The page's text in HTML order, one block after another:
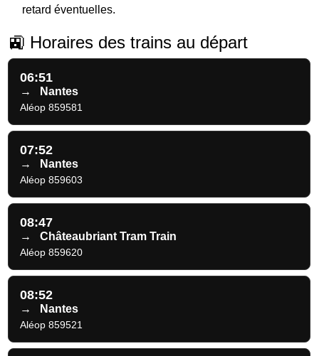
retard éventuelles.
🚉 Horaires des trains au départ
06:51
→ Nantes
Aléop 859581
07:52
→ Nantes
Aléop 859603
08:47
→ Châteaubriant Tram Train
Aléop 859620
08:52
→ Nantes
Aléop 859521